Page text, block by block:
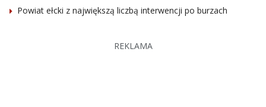
Powiat ełcki z największą liczbą interwencji po burzach
REKLAMA